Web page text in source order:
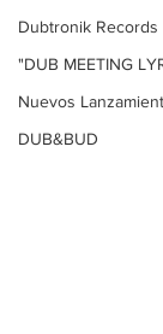
Dubtronik Records
"DUB MEETING
Nuevos
DUB&BUD